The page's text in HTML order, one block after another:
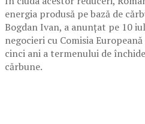
energia produsă pe bază de
Bogdan Ivan, a anunțat pe 10
negocieri cu Comisia
cinci ani a termenului de
cărbune.